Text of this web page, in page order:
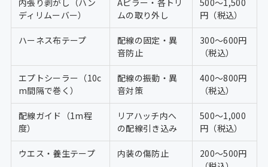
ディリムーバー）
ムの取り外し
円（税込）
ハーネス布テープ
配線の固定・異
音防止
300〜600円
（税込）
エプトシーラー（10c
m間隔で巻く）
配線の振動・異
音対策
400〜800円
（税込）
配線ガイド（1m程
度）
リアハッチ内へ
の配線引き込み
500〜1,000
円（税込）
ウエス・養生テープ 内装の傷防止
200〜500円